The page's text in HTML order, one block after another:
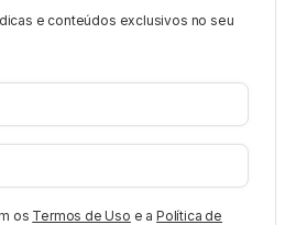
e conteúdos exclusivos no seu
os Termos de Uso e a Política de